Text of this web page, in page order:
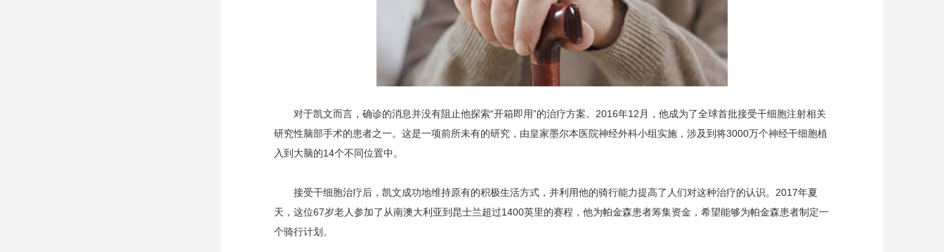
对于凯文而言，确诊的消息并没有阻止他探索“开箱即用”的治疗方案。2016年12月，他成为了全球首批接受干细胞注射相关
研究性脑部手术的患者之一。这是一项前所未有的研究，由皇家墨尔本医院神经外科小组实施，涉及到将3000万个神经干细胞植
入到大脑的14个不同位置中。
接受干细胞治疗后，凯文成功地维持原有的积极生活方式，并利用他的骑行能力提高了人们对这种治疗的认识。2017年夏
天，这位67岁老人参加了从南澳大利亚到昆士兰超过1400英里的赛程，他为帕金森患者筹集资金，希望能够为帕金森患者制定一
个骑行计划。